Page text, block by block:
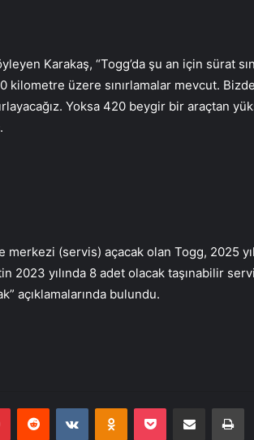
Karakaş, “Togg’da şu an için sürat
kilometre üzere sınırlamalar mevcut.
Yoksa 420 beygir bir araçtan
merkezi (servis) açacak olan Togg, 2025
2023 yılında 8 adet olacak taşınabilir
açıklamalarında bulundu.
PinterestReddit VKontakteOdnoklassniki
Pocket E-Posta ile paylaş